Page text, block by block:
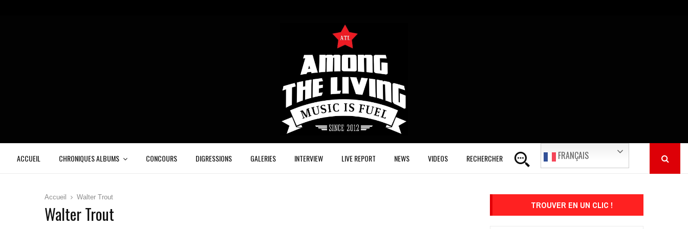
ACCUEIL CHRONIQUES ALBUMS CONCOURS DIGRESSIONS GALERIES INTERVIEW LIVE REPORT NEWS VIDEOS RECHERCHER FRANÇAIS
Accueil Walter Trout
Walter Trout TROUVER EN UN CLIC !